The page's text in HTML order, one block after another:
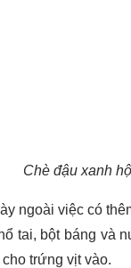
Chè đậu xanh
ngoài việc có
tai, bột báng và
trứng vịt vào.